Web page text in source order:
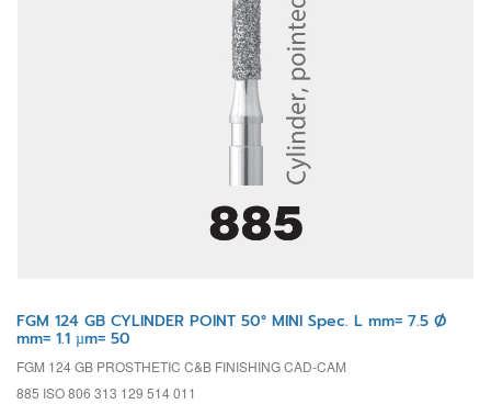
FGM 124 GB CYLINDER POINT 50° MINI Spec. L mm= 7.5 Ø
mm= 1.1 µm= 50
FGM 124 GB PROSTHETIC C&B FINISHING CAD-CAM
885 ISO 806 313 129 514 011